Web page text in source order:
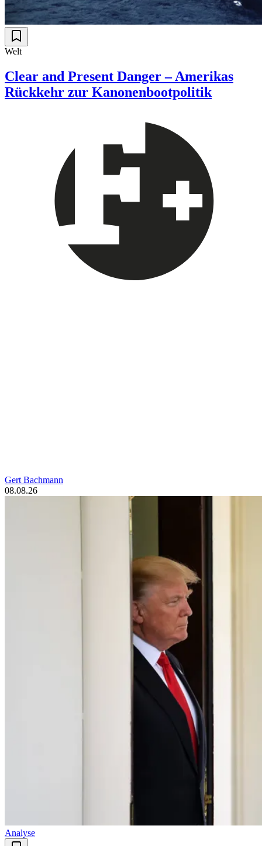
Welt
Clear and Present Danger – Amerikas
Rückkehr zur Kanonenbootpolitik
Gert Bachmann
08.08.26
Analyse